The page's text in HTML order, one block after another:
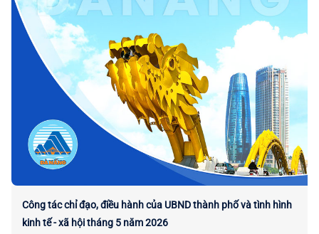
Công tác chỉ đạo, điều hành của UBND thành phố và tình hình
kinh tế - xã hội tháng 5 năm 2026